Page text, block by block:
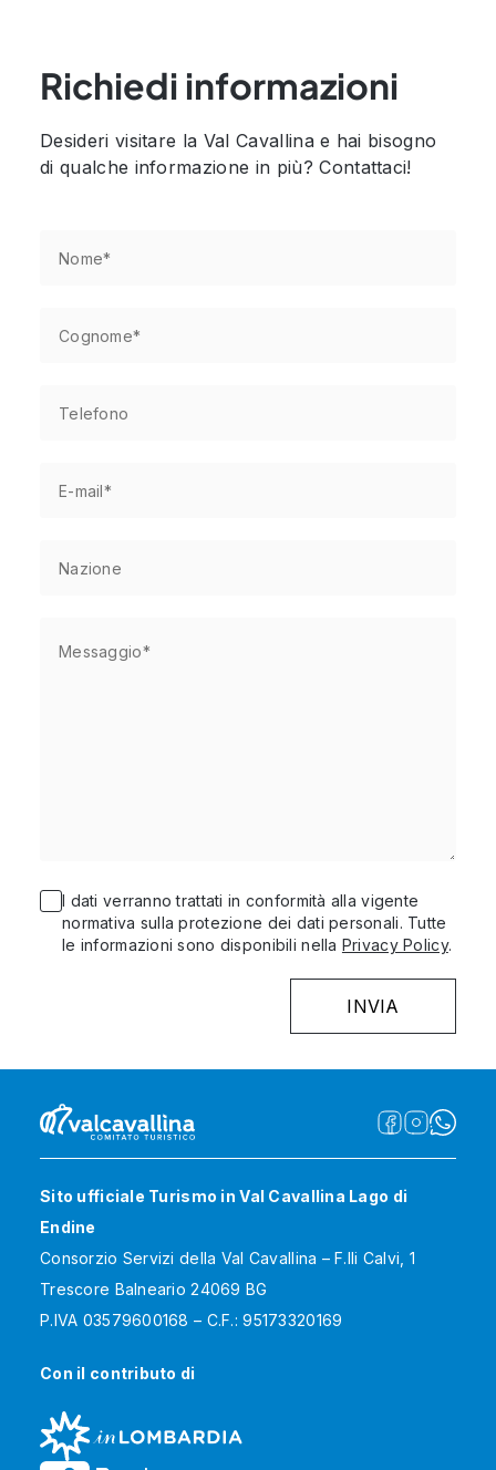
Richiedi informazioni
Desideri visitare la Val Cavallina e hai bisogno
di qualche informazione in più? Contattaci!
I dati verranno trattati in conformità alla vigente
normativa sulla protezione dei dati personali. Tutte
le informazioni sono disponibili nella Privacy Policy.
Sito ufficiale Turismo in Val Cavallina Lago di
Endine
Consorzio Servizi della Val Cavallina – F.lli Calvi, 1
Trescore Balneario 24069 BG
P.IVA 03579600168 – C.F.: 95173320169
Con il contributo di